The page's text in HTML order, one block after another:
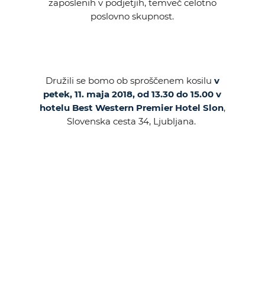
Želimo postati član
zaposlenih v podjetjih, temveč celotno
poslovno skupnost.
Družili se bomo ob sproščenem kosilu v
petek, 11. maja 2018, od 13.30 do 15.00 v
hotelu Best Western Premier Hotel Slon,
Slovenska cesta 34, Ljubljana.